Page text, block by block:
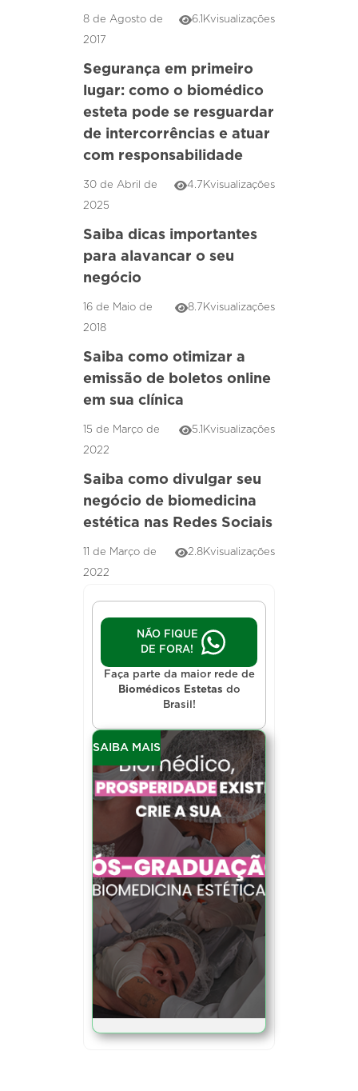
8 de Agosto de
2017
6.1Kvisualizações
Segurança em primeiro
lugar: como o biomédico
esteta pode se resguardar
de intercorrências e atuar
com responsabilidade
30 de Abril de
2025
4.7Kvisualizações
Saiba dicas importantes
para alavancar o seu
negócio
16 de Maio de
2018
8.7Kvisualizações
Saiba como otimizar a
emissão de boletos online
em sua clínica
15 de Março de
2022
5.1Kvisualizações
Saiba como divulgar seu
negócio de biomedicina
estética nas Redes Sociais
11 de Março de
2022
2.8Kvisualizações
NÃO FIQUE
DE FORA!
Faça parte da maior rede de
Biomédicos Estetas do
Brasil!
SAIBA MAIS